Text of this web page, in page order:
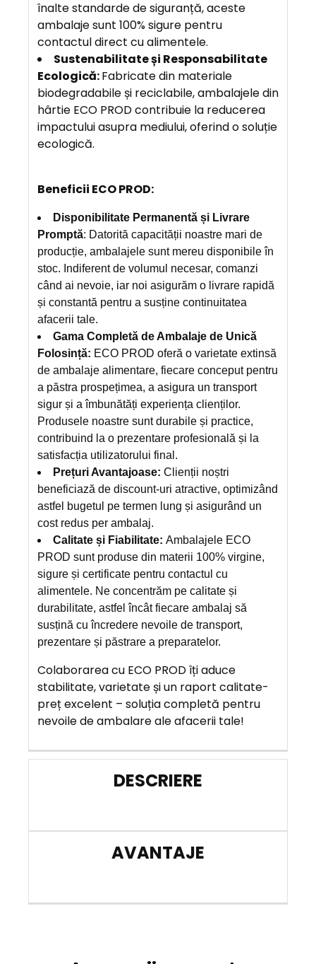
înalte standarde de siguranță, aceste
ambalaje sunt 100% sigure pentru
contactul direct cu alimentele.
Sustenabilitate și Responsabilitate
Ecologică:Fabricate din materiale
biodegradabile și reciclabile, ambalajele din
hârtie ECO PROD contribuie la reducerea
impactului asupra mediului, oferind o soluție
ecologică.
Beneficii ECO PROD:
Disponibilitate Permanentă și Livrare
Promptă: Datorită capacității noastre mari de
producție, ambalajele sunt mereu disponibile în
stoc. Indiferent de volumul necesar, comanzi
când ai nevoie, iar noi asigurăm o livrare rapidă
și constantă pentru a susține continuitatea
afacerii tale.
Gama Completă de Ambalaje de Unică
Folosință: ECO PROD oferă o varietate extinsă
de ambalaje alimentare, fiecare conceput pentru
a păstra prospețimea, a asigura un transport
sigur și a îmbunătăți experiența clienților.
Produsele noastre sunt durabile și practice,
contribuind la o prezentare profesională și la
satisfacția utilizatorului final.
Prețuri Avantajoase: Clienții noștri
beneficiază de discount-uri atractive, optimizând
astfel bugetul pe termen lung și asigurând un
cost redus per ambalaj.
Calitate și Fiabilitate: Ambalajele ECO
PROD sunt produse din materii 100% virgine,
sigure și certificate pentru contactul cu
alimentele. Ne concentrăm pe calitate și
durabilitate, astfel încât fiecare ambalaj să
susțină cu încredere nevoile de transport,
prezentare și păstrare a preparatelor.
Colaborarea cu ECO PROD îți aduce
stabilitate, varietate și un raport calitate-
preț excelent – soluția completă pentru
nevoile de ambalare ale afacerii tale!